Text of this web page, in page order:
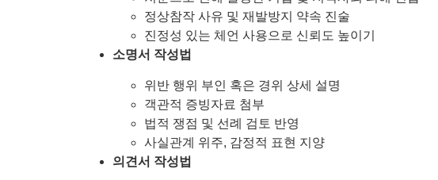
정상참작 사유 및 재발방지 약속 진술
진정성 있는 체언 사용으로 신뢰도 높이기
소명서 작성법
위반 행위 부인 혹은 경위 상세 설명
객관적 증빙자료 첨부
법적 쟁점 및 선례 검토 반영
사실관계 위주, 감정적 표현 지양
의견서 작성법